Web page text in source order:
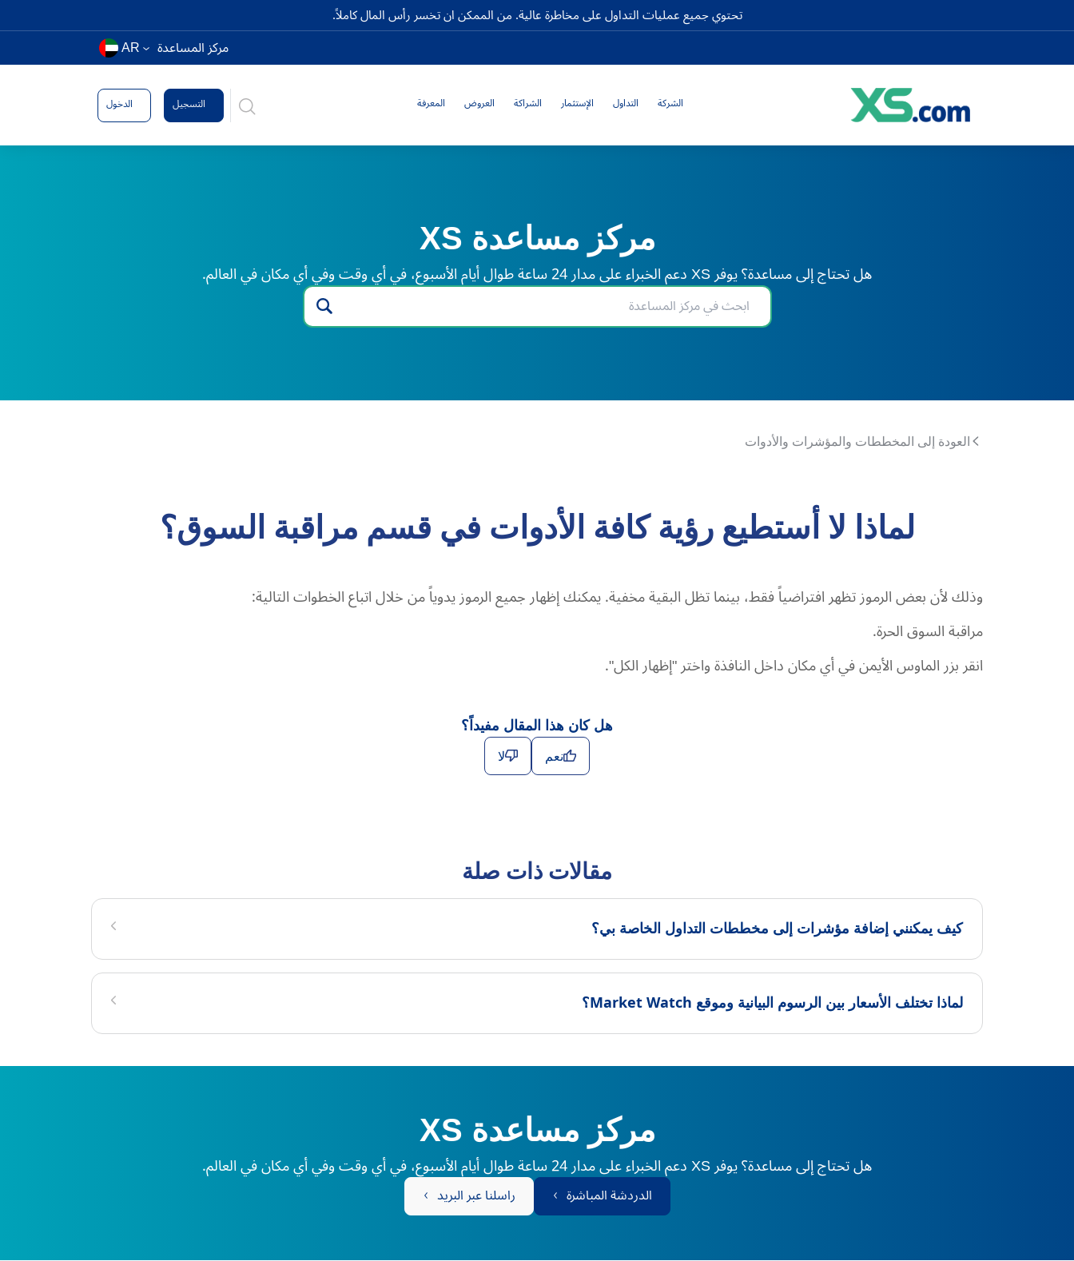
تحتوي جميع عمليات التداول على مخاطرة عالية. من الممكن ان تخسر رأس المال كاملاً.
مركز المساعدة AR
الشركة التداول الإستثمار الشراكة العروض المعرفة التسجيل الدخول
مركز مساعدة XS
هل تحتاج إلى مساعدة؟ يوفر XS دعم الخبراء على مدار 24 ساعة طوال أيام الأسبوع، في أي وقت وفي أي مكان في العالم.
العودة إلى المخططات والمؤشرات والأدوات
لماذا لا أستطيع رؤية كافة الأدوات في قسم مراقبة السوق؟
وذلك لأن بعض الرموز تظهر افتراضياً فقط، بينما تظل البقية مخفية. يمكنك إظهار جميع الرموز يدوياً من خلال اتباع الخطوات التالية:
مراقبة السوق الحرة.
انقر بزر الماوس الأيمن في أي مكان داخل النافذة واختر "إظهار الكل".
هل كان هذا المقال مفيداً؟
نعم لا
مقالات ذات صلة
كيف يمكنني إضافة مؤشرات إلى مخططات التداول الخاصة بي؟
لماذا تختلف الأسعار بين الرسوم البيانية وموقع Market Watch؟
مركز مساعدة XS
هل تحتاج إلى مساعدة؟ يوفر XS دعم الخبراء على مدار 24 ساعة طوال أيام الأسبوع، في أي وقت وفي أي مكان في العالم.
الدردشة المباشرة راسلنا عبر البريد